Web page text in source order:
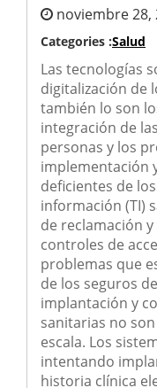
noviembre 28,
Categories :Salud
Las tecnologías
digitalización de
también lo son
integración de
personas y los
implementación
deficientes de
información (TI)
de reclamación
controles de
problemas que
de los seguros
implantación y
sanitarias no
escala. Los
intentando
historia clínica